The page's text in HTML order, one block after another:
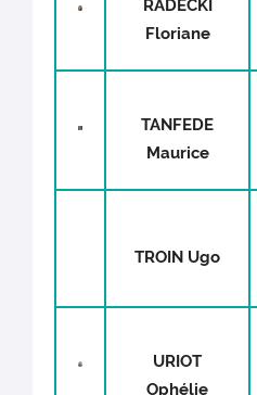
RADECKI
Floriane
TANFEDE
Maurice
TROIN Ugo
URIOT
Ophélie